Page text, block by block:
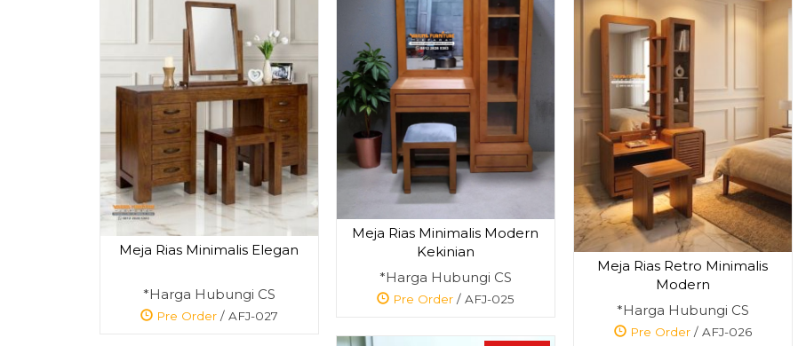
Meja Rias Minimalis Elegan
*Harga Hubungi CS
Pre Order/ AFJ-027
Meja Rias Retro Minimalis
Modern
*Harga Hubungi CS
Pre Order/ AFJ-026
Meja Rias Minimalis Modern
Kekinian
*Harga Hubungi CS
Pre Order/ AFJ-025